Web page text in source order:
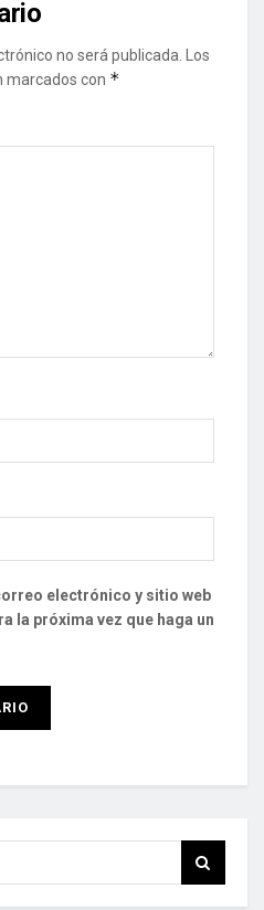
no será publicada.
Los
marcados con *
electrónico y sitio web
la próxima vez que haga un